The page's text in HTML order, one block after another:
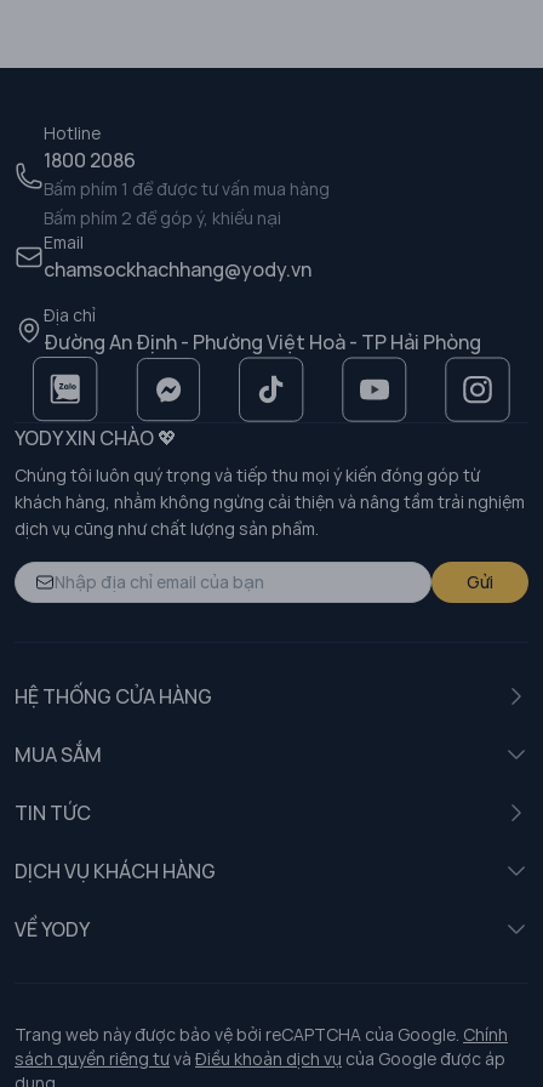
Hotline
1800 2086
Bấm phím 1 để được tư vấn mua hàng
Bấm phím 2 để góp ý, khiếu nại
Email
chamsockhachhang@yody.vn
Địa chỉ
Đường An Định - Phường Việt Hoà - TP Hải Phòng
YODY XIN CHÀO 💖
Chúng tôi luôn quý trọng và tiếp thu mọi ý kiến đóng góp từ
khách hàng, nhằm không ngừng cải thiện và nâng tầm trải nghiệm
dịch vụ cũng như chất lượng sản phẩm.
Gửi
HỆ THỐNG CỬA HÀNG
MUA SẮM
TIN TỨC
DỊCH VỤ KHÁCH HÀNG
Chính sách khách hàng thân thiết
Chính sách bảo vệ dữ liệu cá nhân
Chính sách thanh toán, giao nhận
VỀ YODY
Tuyển dụng
Trang web này được bảo vệ bởi reCAPTCHA của Google. Chính
sách quyền riêng tưvà Điều khoản dịch vụ của Google được áp